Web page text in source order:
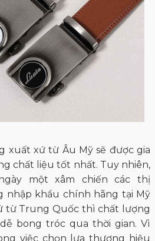
xuất xứ từ Âu Mỹ sẽ được gia
chất liệu tốt nhất. Tuy nhiên,
một xâm chiến các thị
nhập khẩu chính hãng tại Mỹ
từ Trung Quốc thì chất lượng
bong tróc qua thời gian. Vì
việc chọn lựa thương hiệu